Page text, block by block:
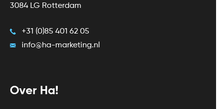
Over Ha!
3084 LG Rotterdam
+31 (0)85 401 62 05
info@ha-marketing.nl